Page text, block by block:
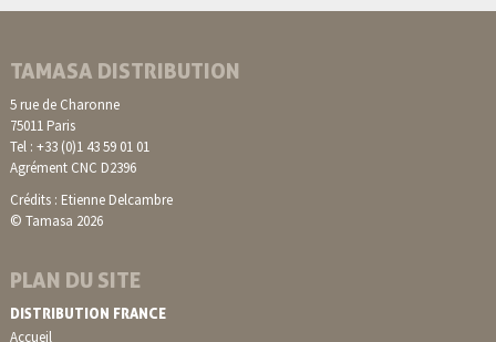
TAMASA DISTRIBUTION
5 rue de Charonne
75011 Paris
Tel : +33 (0)1 43 59 01 01
Agrément CNC D2396
Crédits : Etienne Delcambre
© Tamasa 2026
PLAN DU SITE
DISTRIBUTION FRANCE
Accueil